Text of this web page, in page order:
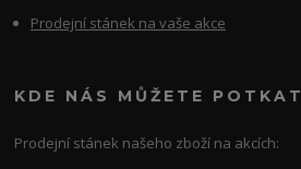
Prodejní stánek na vaše akce
KDE NÁS MŮŽETE POTKAT
Prodejní stánek našeho zboží na akcích: